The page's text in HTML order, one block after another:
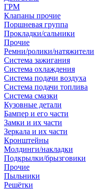
ГРМ
Клапаны прочие
Поршневая группа
Прокладки/сальники
Прочие
Ремни/ролики/натяжители
Система зажигания
Система охлаждения
Система подачи воздуха
Система подачи топлива
Система смазки
Кузовные детали
Бампер и его части
Замки и их части
Зеркала и их части
Кронштейны
Молдинги/накладки
Подкрылки/брызговики
Прочие
Пыльники
Решётки